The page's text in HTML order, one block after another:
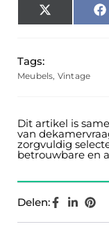
X
(Twitter)
Tags:
Meubels, Vintage
Dit artikel is
van
zorgvuldig
betrouwbare en
Delen: